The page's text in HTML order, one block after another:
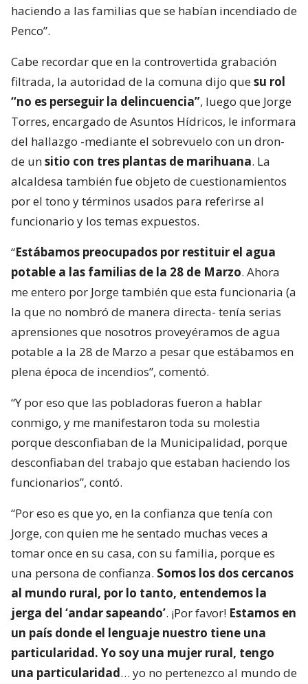
haciendo a las familias que se habían incendiado de
Penco”.
Cabe recordar que en la controvertida grabación
filtrada, la autoridad de la comuna dijo quesu rol
“no es perseguir la delincuencia”, luego que Jorge
Torres, encargado de Asuntos Hídricos, le informara
del hallazgo -mediante el sobrevuelo con un dron-
de unsitio con tres plantas de marihuana. La
alcaldesa también fue objeto de cuestionamientos
por el tono y términos usados para referirse al
funcionario y los temas expuestos.
“Estábamos preocupados por restituir el agua
potable a las familias de la 28 de Marzo. Ahora
me entero por Jorge también que esta funcionaria (a
la que no nombró de manera directa- tenía serias
aprensiones que nosotros proveyéramos de agua
potable a la 28 de Marzo a pesar que estábamos en
plena época de incendios”, comentó.
“Y por eso que las pobladoras fueron a hablar
conmigo, y me manifestaron toda su molestia
porque desconfiaban de la Municipalidad, porque
desconfiaban del trabajo que estaban haciendo los
funcionarios”, contó.
“Por eso es que yo, en la confianza que tenía con
Jorge, con quien me he sentado muchas veces a
tomar once en su casa, con su familia, porque es
una persona de confianza. Somos los dos cercanos
al mundo rural, por lo tanto, entendemos la
jerga del ‘andar sapeando’. ¡Por favor! Estamos en
un país donde el lenguaje nuestro tiene una
particularidad. Yo soy una mujer rural, tengo
una particularidad… yo no pertenezco al mundo de